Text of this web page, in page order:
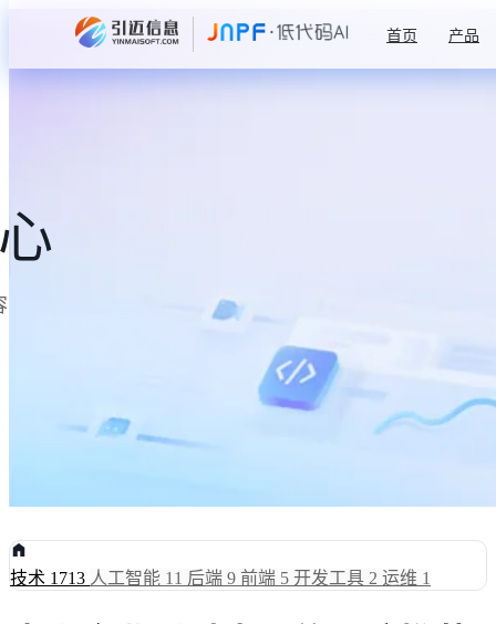
首页 产品
技术 1713 人工智能 11 后端 9 前端 5 开发工具 2 运维 1